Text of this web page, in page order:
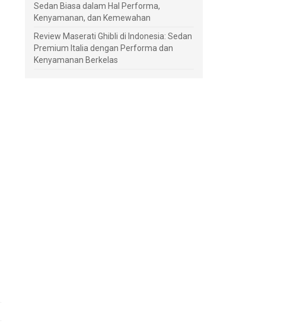
Sedan Biasa dalam Hal Performa,
Kenyamanan, dan Kemewahan
Review Maserati Ghibli di Indonesia: Sedan
Premium Italia dengan Performa dan
Kenyamanan Berkelas